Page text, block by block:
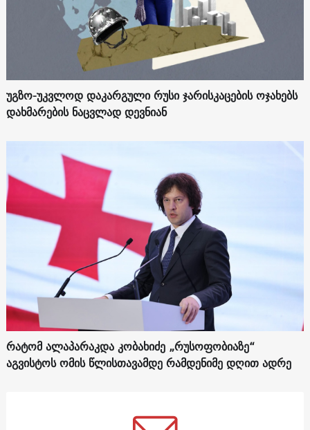
უგზო-უკვლოდ დაკარგული რუსი ჯარისკაცების ოჯახებს
დახმარების ნაცვლად დევნიან
რატომ ალაპარაკდა კობახიძე „რუსოფობიაზე“
აგვისტოს ომის წლისთავამდე რამდენიმე დღით ადრე